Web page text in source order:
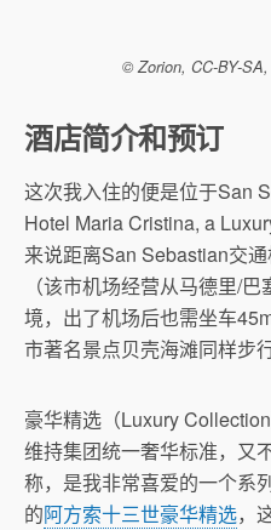
© Zorion, CC-BY-
酒店简介和预订
这次我入住的便是位于San
Hotel Maria Cristina, a
来说距离San Sebastian交
（该市机场经营从马德里/
境，出了机场后也需坐车
市著名景点贝壳海滩同样步
豪华精选（Luxury
维持集团统一奢华标准，又
称，是我非常喜爱的一个系
的阿方索十三世豪华精选，